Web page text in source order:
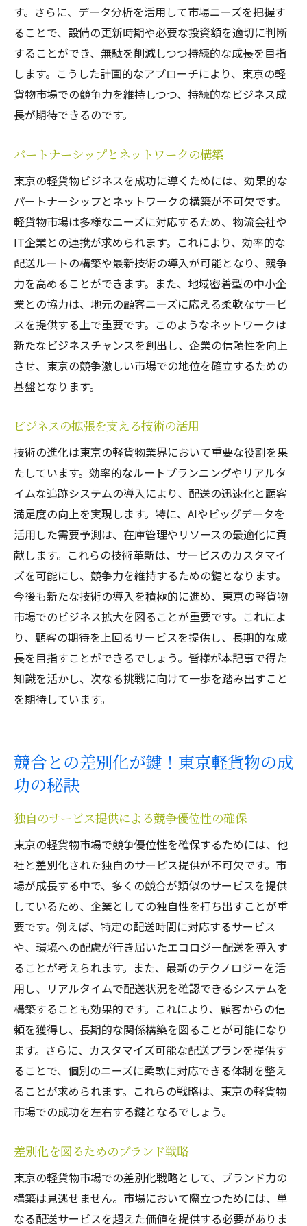
す。さらに、データ分析を活用して市場ニーズを把握す
ることで、設備の更新時期や必要な投資額を適切に判断
することができ、無駄を削減しつつ持続的な成長を目指
します。こうした計画的なアプローチにより、東京の軽
貨物市場での競争力を維持しつつ、持続的なビジネス成
長が期待できるのです。
パートナーシップとネットワークの構築
東京の軽貨物ビジネスを成功に導くためには、効果的な
パートナーシップとネットワークの構築が不可欠です。
軽貨物市場は多様なニーズに対応するため、物流会社や
IT企業との連携が求められます。これにより、効率的な
配送ルートの構築や最新技術の導入が可能となり、競争
力を高めることができます。また、地域密着型の中小企
業との協力は、地元の顧客ニーズに応える柔軟なサービ
スを提供する上で重要です。このようなネットワークは
新たなビジネスチャンスを創出し、企業の信頼性を向上
させ、東京の競争激しい市場での地位を確立するための
基盤となります。
ビジネスの拡張を支える技術の活用
技術の進化は東京の軽貨物業界において重要な役割を果
たしています。効率的なルートプランニングやリアルタ
イムな追跡システムの導入により、配送の迅速化と顧客
満足度の向上を実現します。特に、AIやビッグデータを
活用した需要予測は、在庫管理やリソースの最適化に貢
献します。これらの技術革新は、サービスのカスタマイ
ズを可能にし、競争力を維持するための鍵となります。
今後も新たな技術の導入を積極的に進め、東京の軽貨物
市場でのビジネス拡大を図ることが重要です。これによ
り、顧客の期待を上回るサービスを提供し、長期的な成
長を目指すことができるでしょう。皆様が本記事で得た
知識を活かし、次なる挑戦に向けて一歩を踏み出すこと
を期待しています。
競合との差別化が鍵！東京軽貨物の成
功の秘訣
独自のサービス提供による競争優位性の確保
東京の軽貨物市場で競争優位性を確保するためには、他
社と差別化された独自のサービス提供が不可欠です。市
場が成長する中で、多くの競合が類似のサービスを提供
しているため、企業としての独自性を打ち出すことが重
要です。例えば、特定の配送時間に対応するサービス
や、環境への配慮が行き届いたエコロジー配送を導入す
ることが考えられます。また、最新のテクノロジーを活
用し、リアルタイムで配送状況を確認できるシステムを
構築することも効果的です。これにより、顧客からの信
頼を獲得し、長期的な関係構築を図ることが可能になり
ます。さらに、カスタマイズ可能な配送プランを提供す
ることで、個別のニーズに柔軟に対応できる体制を整え
ることが求められます。これらの戦略は、東京の軽貨物
市場での成功を左右する鍵となるでしょう。
差別化を図るためのブランド戦略
東京の軽貨物市場での差別化戦略として、ブランド力の
構築は見逃せません。市場において際立つためには、単
なる配送サービスを超えた価値を提供する必要がありま